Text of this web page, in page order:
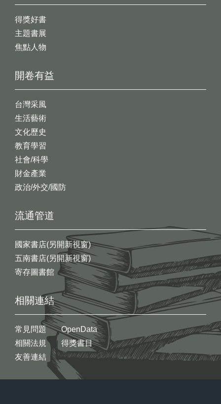
開卷有益
台灣采風
生活藝術
文化歷史
教育學習
社會/科學
財金產業
政治/外交/國防
得獎好書
主題書展
焦點人物
流通管道
國家書店(另開新視窗)
五南書店(另開新視窗)
寄存圖書館
相關連結
常見問題
相關法規
友善連結
OpenData
得獎書目